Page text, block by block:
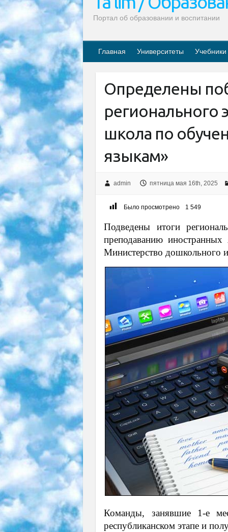
Портал об образовании и воспитании
Главная Университеты Учебники
Определены
регионального
школа по
языкам»
admin пятница мая 16th, 2025
Было просмотрено 1 549
Подведены итоги
преподаванию
Министерство дошкольного
Команды, занявшие 1-е
республиканском этапе и